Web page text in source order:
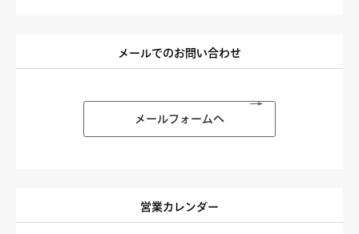
メールでのお問い合わせ
メールフォームへ
営業カレンダー